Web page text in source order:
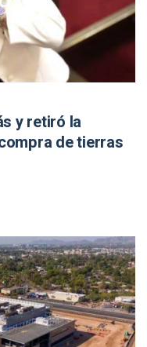
y retiró la
de tierras